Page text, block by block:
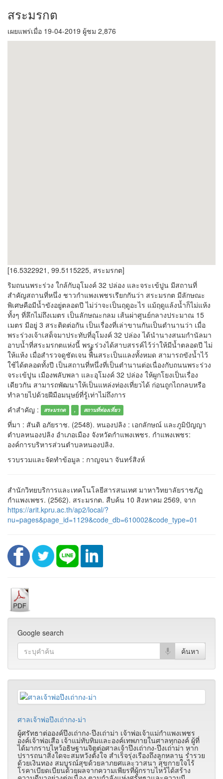
สระมรกต
เผยแพร่เมื่อ 19-04-2019 ผู้ชม 2,876
[16.5322921, 99.5115225, สระมรกต]
ริมถนนพระร่วง ใกล้กับอุโมงค์ 32 ปล่อง และจระเข้ปูน มีสถานที่
สำคัญสถานที่หนึ่ง ชาวกำแพงเพชรเรียกกันว่า สระมรกต มีลักษณะ
พิเศษคือมีน้ำขังอยู่ตลอดปี ไม่ว่าจะเป็นฤดูอะไร แม้ฤดูแล้งน้ำก็ไม่แห้ง
ทั้งๆ ที่ลึกไม่ถึงเมตร เป็นลักษณะกลม เส้นผ่าศูนย์กลางประมาณ 15
เมตร มีอยู่ 3 สระติดต่อกัน เป็นเรื่องที่เล่าขานกันเป็นตำนานว่า เมื่อ
พระร่วงเจ้าเสด็จมาประทับที่อุโมงค์ 32 ปล่อง ได้นำนางสนมกำนัลมา
อาบน้ำที่สระมรกตแห่งนี้ พระร่วงได้สาบสรรค์ไว้ว่าให้มีน้ำตลอดปี ไม่
ให้แห้ง เมื่อสำรวจดูชัดเจน พืิื้นสระเป็นแลงทั้งหมด สามารถขังน้ำไว้
ใช้ได้ตลอดทั้งปี เป็นสถานที่หนึ่งที่เป็นตำนานต่อเนื่องกับถนนพระร่วง
จระเข้ปูน เมืองพลับพลา และอุโมงค์ 32 ปล่อง ให้ผูกโยงเป็นเรื่อง
เดียวกัน สามารถพัฒนาให้เป็นแหล่งท่องเที่ยวได้ ก่อนถูกไถกลบหรือ
ทำลายไปด้วยฝีมือมนุษย์ที่รู้เท่าไม่ถึงการ
คำสำคัญ :
สระมรกต , สถานที่ท่องเที่ยว
ที่มา : สันติ อภัยราช. (2548). หนองปลิง : เอกลักษณ์ และภูมิปัญญา
ตำบลหนองปลิง อำเภอเมือง จังหวัดกำแพงเพชร. กำแพงเพชร:
องค์การบริหารส่วนตำบลหนองปลิง.
รวบรวมและจัดทำข้อมูล : กาญจนา จันทร์สิงห์
สำนักวิทยบริการและเทคโนโลยีสารสนเทศ มาหาวิทยาลัยราชภัฏ
กำแพงเพชร. (2562). สระมรกต. สืบค้น 10 สิงหาคม 2569, จาก
https://arit.kpru.ac.th/ap2/local/?
nu=pages&page_id=1129&code_db=610002&code_type=01
Google search
ศาลเจ้าพ่อปึงเถ่ากง-ม่า
ผู้ศรัทธาต่อองค์ปึงเถ่ากง-ปึงเถ่าม่า เจ้าพ่อเจ้าแม่กำแพงเพชร
องค์เจ้าพ่อเสือ เจ้าแม่ทับทิมและองค์เทพภายในศาลทุกองค์ ผู้ที่
ได้มากราบไหว้อธิษฐานจิตต่อศาลเจ้าปึงเถ่ากง-ปึงเถ่าม่า หาก
ปรารถนาสิ่งใดจะสมหวังตั้งใจ สำเร็จรุ่งเรืองถึงลูกหลาน ร่ำรวย
ด้วยเงินทอง สมบูรณ์สุขด้วยลาภยศและวาสนา สุขกายใจไร้
โรคาเบียดเบียนด้วยผลจากความเพียรที่ผู้กราบไหว้ได้สร้าง